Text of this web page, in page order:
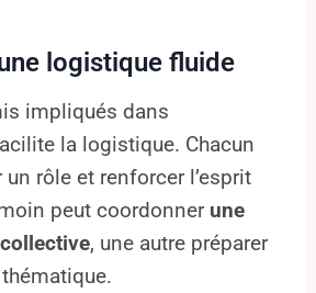
logistique fluide
impliqués dans
la logistique. Chacun
rôle et renforcer l’esprit
peut coordonner une
, une autre préparer